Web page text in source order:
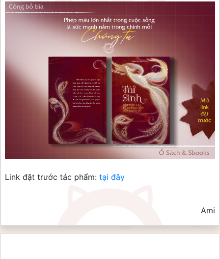
Link đặt trước tác phẩm: tại đây
Ami